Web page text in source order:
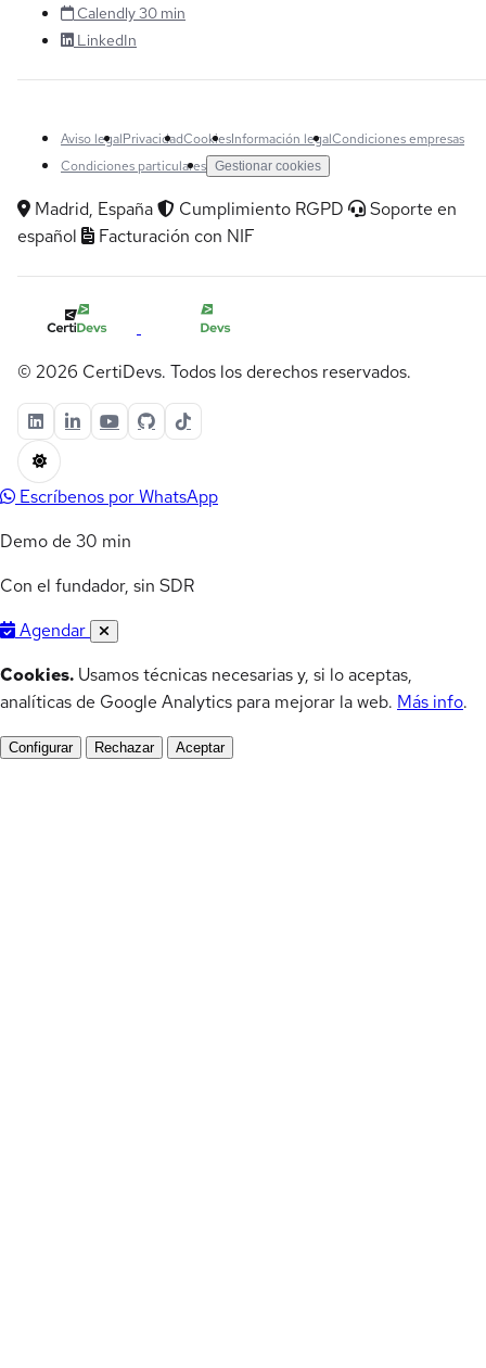
Calendly 30 min
LinkedIn
Aviso legalPrivacidadCookiesInformación legalCondiciones empresas
Condiciones particulares Gestionar cookies
Madrid, España Cumplimiento RGPD
Soporte en
español
Facturación con NIF
© 2026 CertiDevs. Todos los derechos reservados.
Escríbenos por WhatsApp
Demo de 30 min
Con el fundador, sin SDR
Agendar
Cookies. Usamos técnicas necesarias y, si lo aceptas,
analíticas de Google Analytics para mejorar la web. Más info.
Configurar Rechazar Aceptar